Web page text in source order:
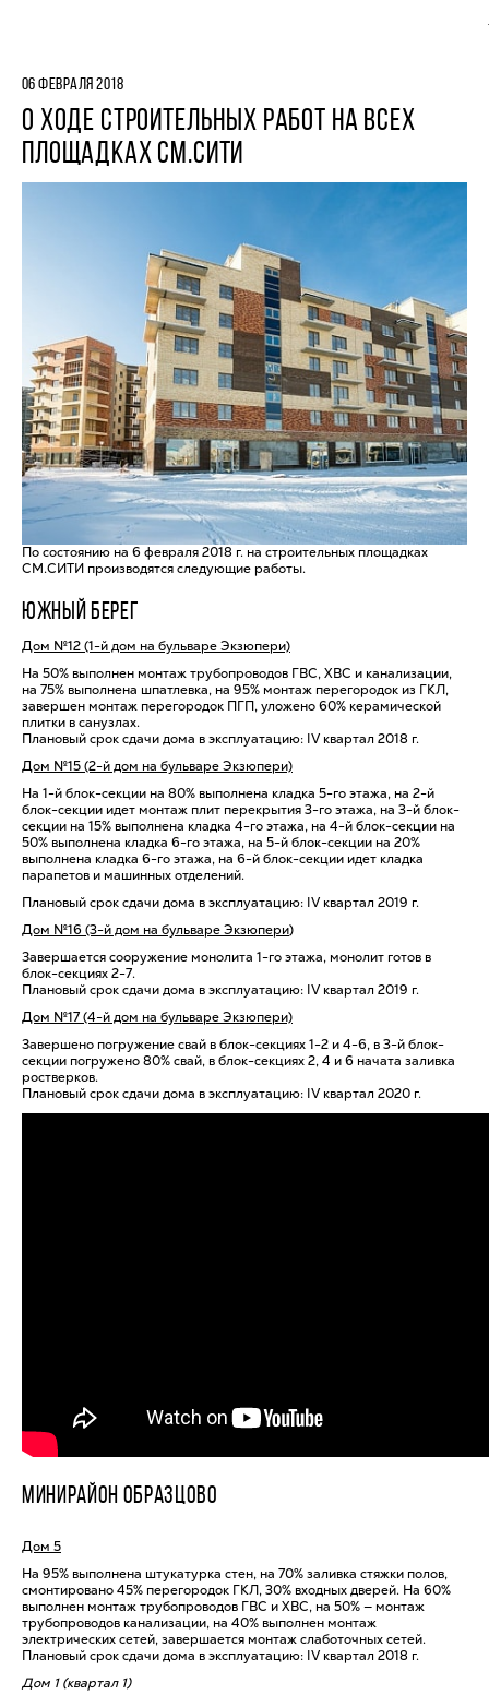
06 ФЕВРАЛЯ 2018
О ХОДЕ СТРОИТЕЛЬНЫХ РАБОТ НА ВСЕХ
ПЛОЩАДКАХ СМ.СИТИ
По состоянию на 6 февраля 2018 г. на строительных площадках
СМ.СИТИ производятся следующие работы.
ЮЖНЫЙ БЕРЕГ
Дом №12 (1-й дом на бульваре Экзюпери)
На 50% выполнен монтаж трубопроводов ГВС, ХВС и канализации,
на 75% выполнена шпатлевка, на 95% монтаж перегородок из ГКЛ,
завершен монтаж перегородок ПГП, уложено 60% керамической
плитки в санузлах.
Плановый срок сдачи дома в эксплуатацию: IV квартал 2018 г.
Дом №15 (2-й дом на бульваре Экзюпери)
На 1-й блок-секции на 80% выполнена кладка 5-го этажа, на 2-й
блок-секции идет монтаж плит перекрытия 3-го этажа, на 3-й блок-
секции на 15% выполнена кладка 4-го этажа, на 4-й блок-секции на
50% выполнена кладка 6-го этажа, на 5-й блок-секции на 20%
выполнена кладка 6-го этажа, на 6-й блок-секции идет кладка
парапетов и машинных отделений.
Плановый срок сдачи дома в эксплуатацию: IV квартал 2019 г.
Дом №16 (3-й дом на бульваре Экзюпери)
Завершается сооружение монолита 1-го этажа, монолит готов в
блок-секциях 2-7.
Плановый срок сдачи дома в эксплуатацию: IV квартал 2019 г.
Дом №17 (4-й дом на бульваре Экзюпери)
Завершено погружение свай в блок-секциях 1-2 и 4-6, в 3-й блок-
секции погружено 80% свай, в блок-секциях 2, 4 и 6 начата заливка
ростверков.
Плановый срок сдачи дома в эксплуатацию: IV квартал 2020 г.
МИНИРАЙОН ОБРАЗЦОВО
Дом 5
На 95% выполнена штукатурка стен, на 70% заливка стяжки полов,
смонтировано 45% перегородок ГКЛ, 30% входных дверей. На 60%
выполнен монтаж трубопроводов ГВС и ХВС, на 50% — монтаж
трубопроводов канализации, на 40% выполнен монтаж
электрических сетей, завершается монтаж слаботочных сетей.
Плановый срок сдачи дома в эксплуатацию: IV квартал 2018 г.
Дом 1 (квартал 1)